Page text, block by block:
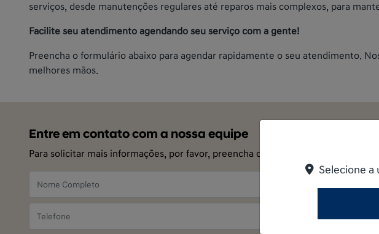
serviços, desde manutenções regulares até reparos mais complexos, para
Facilite seu atendimento agendando seu serviço com a gente!
Preencha o formulário abaixo para agendar rapidamente o seu atendimento.
melhores mãos.
Entre em contato com a nossa equipe
Para solicitar mais informações, por favor, preencha o formulário abaixo que
Selecione a